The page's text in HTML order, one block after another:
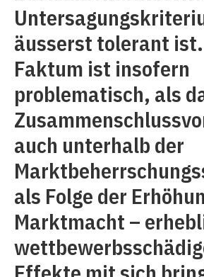
äusserst tolerant
Faktum ist insofern
problematisch, als
auch unterhalb der
als Folge der
Marktmacht –